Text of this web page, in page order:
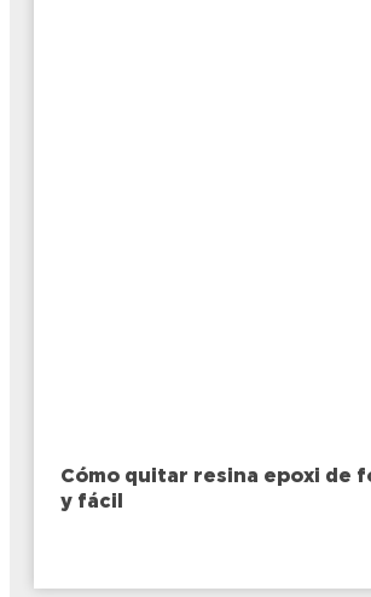
Cómo quitar resina epoxi de
y fácil